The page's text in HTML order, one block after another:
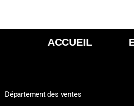
ACCUEIL
Département des ventes